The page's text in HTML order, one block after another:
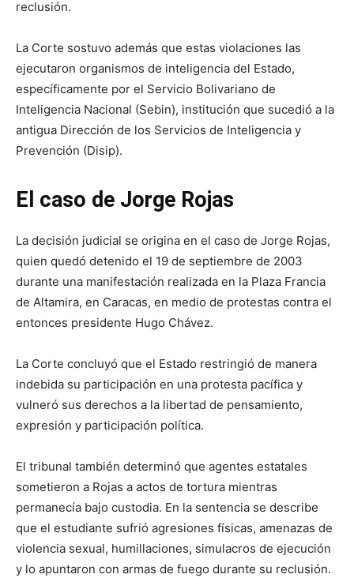
reclusión.
La Corte sostuvo además que estas violaciones las
ejecutaron organismos de inteligencia del Estado,
específicamente por el Servicio Bolivariano de
Inteligencia Nacional (Sebin), institución que sucedió a la
antigua Dirección de los Servicios de Inteligencia y
Prevención (Disip).
El caso de Jorge Rojas
La decisión judicial se origina en el caso de Jorge Rojas,
quien quedó detenido el 19 de septiembre de 2003
durante una manifestación realizada en la Plaza Francia
de Altamira, en Caracas, en medio de protestas contra el
entonces presidente Hugo Chávez.
La Corte concluyó que el Estado restringió de manera
indebida su participación en una protesta pacífica y
vulneró sus derechos a la libertad de pensamiento,
expresión y participación política.
El tribunal también determinó que agentes estatales
sometieron a Rojas a actos de tortura mientras
permanecía bajo custodia. En la sentencia se describe
que el estudiante sufrió agresiones físicas, amenazas de
violencia sexual, humillaciones, simulacros de ejecución
y lo apuntaron con armas de fuego durante su reclusión.